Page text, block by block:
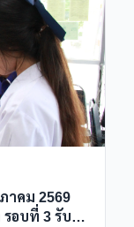
าคม 2569
อบที่ 3 รับ